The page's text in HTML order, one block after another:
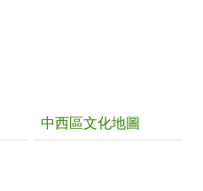
中西區文化地圖